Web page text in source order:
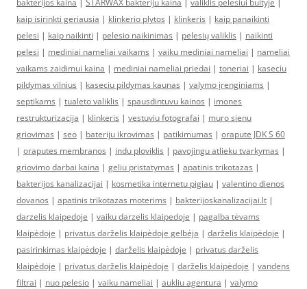
bakterijos kaina | STARWAX bakteriju kaina | valiklis pelesiui buityje |
kaip isirinkti geriausia | klinkerio plytos | klinkeris | kaip panaikinti
pelesi | kaip naikinti | pelesio naikinimas | pelesių valiklis | naikinti
pelesi | mediniai nameliai vaikams | vaiku mediniai nameliai | nameliai
vaikams zaidimui kaina | mediniai nameliai priedai | toneriai | kaseciu
pildymas vilnius | kaseciu pildymas kaunas | valymo įrenginiams |
septikams | tualeto valiklis | spausdintuvu kainos | imones
restrukturizacija | klinkeris | vestuviu fotografai | muro sienu
griovimas | seo | bateriju ikrovimas | patikimumas | orapute JDK S 60
| oraputes membranos | indu ploviklis | pavojingu atlieku tvarkymas |
griovimo darbai kaina | geliu pristatymas | apatinis trikotazas |
bakterijos kanalizacijai | kosmetika internetu pigiau | valentino dienos
dovanos | apatinis trikotazas moterims | bakterijoskanalizacijai.lt |
darzelis klaipedoje | vaiku darzelis klaipedoje | pagalba tėvams
klaipėdoje | privatus darželis klaipėdoje gelbėja | darželis klaipėdoje |
pasirinkimas klaipėdoje | darželis klaipėdoje | privatus darželis
klaipėdoje | privatus darželis klaipėdoje | darželis klaipėdoje | vandens
filtrai | nuo pelesio | vaiku nameliai | aukliu agentura | valymo